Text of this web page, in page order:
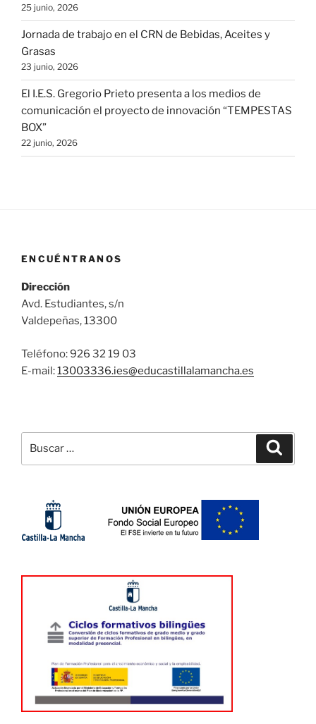
25 junio, 2026
Jornada de trabajo en el CRN de Bebidas, Aceites y
Grasas
23 junio, 2026
El I.E.S. Gregorio Prieto presenta a los medios de
comunicación el proyecto de innovación “TEMPESTAS
BOX”
22 junio, 2026
ENCUÉNTRANOS
Dirección
Avd. Estudiantes, s/n
Valdepeñas, 13300
Teléfono: 926 32 19 03
E-mail:13003336.ies@educastillalamancha.es
por: